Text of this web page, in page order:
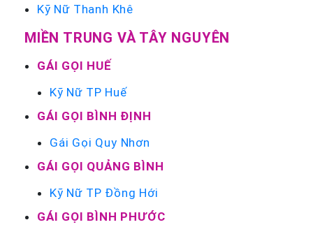
Kỹ Nữ Thanh Khê
MIỀN TRUNG VÀ TÂY NGUYÊN
GÁI GỌI HUẾ
Kỹ Nữ TP Huế
GÁI GỌI BÌNH ĐỊNH
Gái Gọi Quy Nhơn
GÁI GỌI QUẢNG BÌNH
Kỹ Nữ TP Đồng Hới
GÁI GỌI BÌNH PHƯỚC